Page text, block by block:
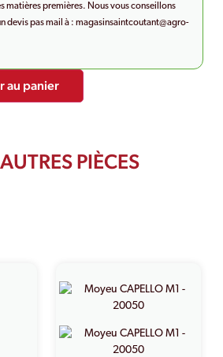
matières premières. Nous vous conseillons
devis pas mail à : magasinsaintcoutant@agro-
au panier
PIÈCES